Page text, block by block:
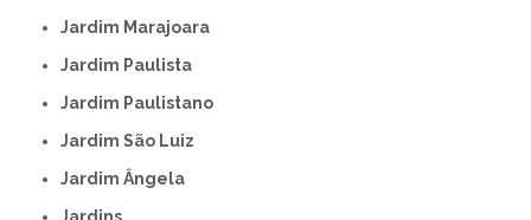
Jardim Marajoara
Jardim Paulista
Jardim Paulistano
Jardim São Luiz
Jardim Ângela
Jardins